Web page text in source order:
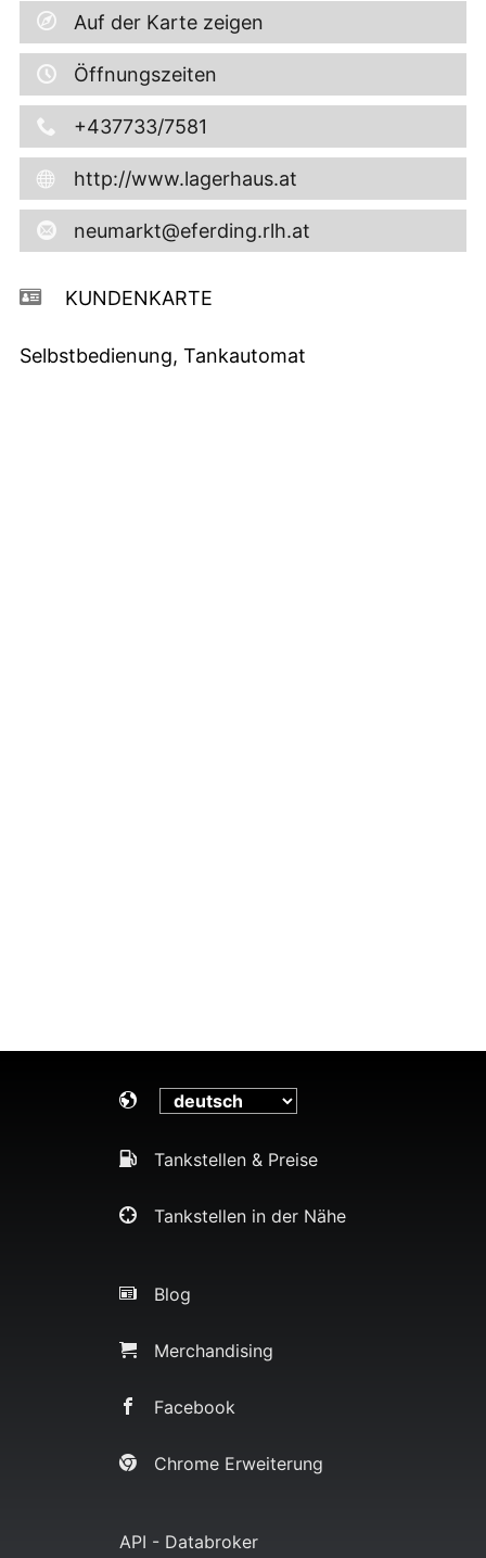
Auf der Karte zeigen
Öffnungszeiten
+437733/7581
http://www.lagerhaus.at
neumarkt@eferding.rlh.at
KUNDENKARTE
Selbstbedienung, Tankautomat
Tankstellen & Preise
Tankstellen in der Nähe
Blog
Merchandising
Facebook
Chrome Erweiterung
API - Databroker